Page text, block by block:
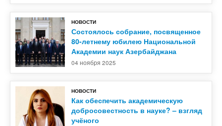
Публикации
Контакты
НОВОСТИ
Состоялось собрание, посвященное
80-летнему юбилею Национальной
Академии наук Азербайджана
04 ноября 2025
НОВОСТИ
Как обеспечить академическую
добросовестность в науке? – взгляд
учёного